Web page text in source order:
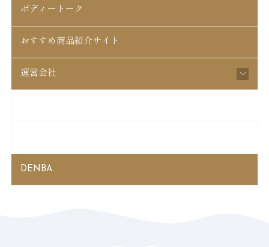
ボディートーク
おすすめ商品紹介サイト
運営会社
DENBA